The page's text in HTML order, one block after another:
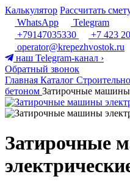
Калькулятор Рассчитать
WhatsApp
Telegram
+79147035330
+7 423
operator@krepezhvostok.ru
наш Telegram-канал ›
Обратный звонок
Главная Каталог
бетоном Затирочные машины
Затирочные